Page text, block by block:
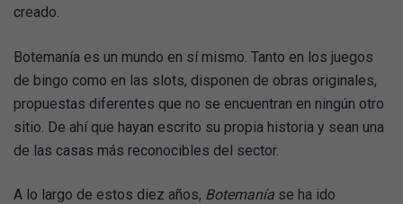
creado.
Botemanía es un mundo en sí mismo. Tanto en los juegos
de bingo como en las slots, disponen de obras originales,
propuestas diferentes que no se encuentran en ningún otro
sitio. De ahí que hayan escrito su propia historia y sean una
de las casas más reconocibles del sector.
A lo largo de estos diez años, Botemanía se ha ido